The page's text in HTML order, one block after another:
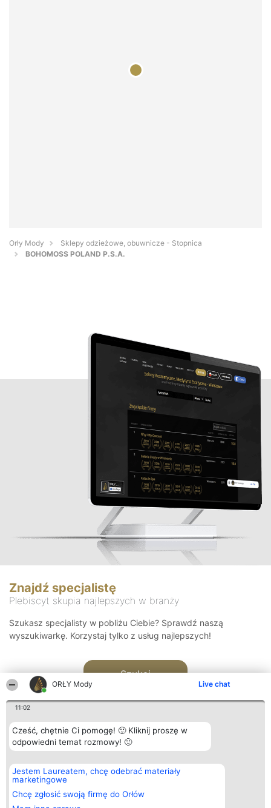
ORŁY Mody Live chat
11:02
Cześć, chętnie Ci pomogę! 🙂 Kliknij proszę w
odpowiedni temat rozmowy! 🙂
Jestem Laureatem, chcę odebrać materiały
marketingowe
Chcę zgłosić swoją firmę do Orłów
Orły Mody
Sklepy odzieżowe, obuwnicze - Stopnica
BOHOMOSS POLAND P.S.A.
Znajdź specjalistę
Plebiscyt skupia najlepszych w branży
Szukasz specjalisty w pobliżu Ciebie? Sprawdź naszą
wyszukiwarkę. Korzystaj tylko z usług najlepszych!
Szukaj
Organizator plebiscytu
Bright Side Solutions sp. z o.
o. sp. k.
ul. Ruska 22
Wrocław 50-079
Plebiscyt
Laureaci
wszystkich
Laureatów
Kontakt
Kontakt